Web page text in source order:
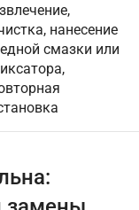
нанесение
смазки или